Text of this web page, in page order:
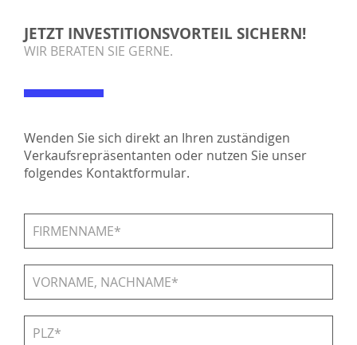
JETZT INVESTITIONSVORTEIL SICHERN!
WIR BERATEN SIE GERNE.
Wenden Sie sich direkt an Ihren zuständigen
Verkaufsrepräsentanten oder nutzen Sie unser
folgendes Kontaktformular.